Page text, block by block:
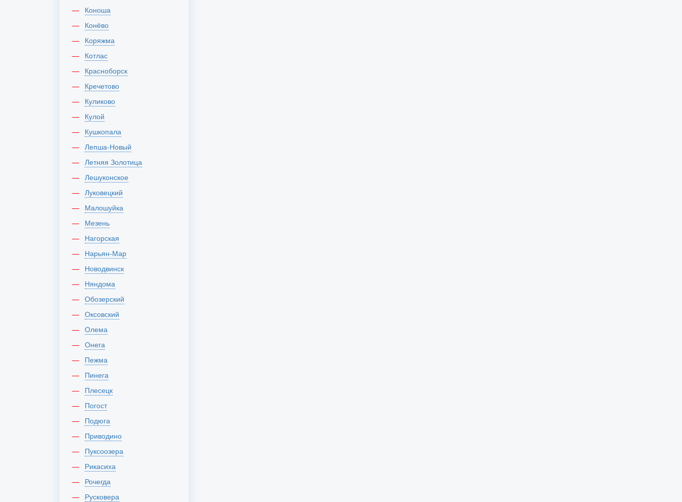
Коноша
Конёво
Коряжма
Котлас
Красноборск
Кречетово
Куликово
Кулой
Кушкопала
Лепша-Новый
Летняя Золотица
Лешуконское
Луковецкий
Малошуйка
Мезень
Нагорская
Нарьян-Мар
Новодвинск
Няндома
Обозерский
Оксовский
Олема
Онега
Пежма
Пинега
Плесецк
Погост
Подюга
Приводино
Пуксоозера
Рикасиха
Рочегда
Русковера